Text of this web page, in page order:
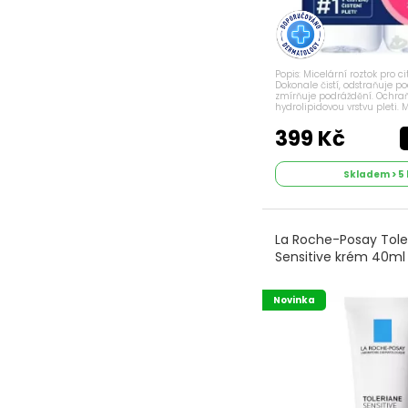
Popis: Micelární roztok pro
Dokonale čistí, odstraňuje
zmírňuje podráždění.
hydrolipidovou vrstvu pleti.
Vhodné pro citlivou pleť.
399 Kč
Skladem > 5
La Roche-Posay
Sensitive krém 40ml
Novinka